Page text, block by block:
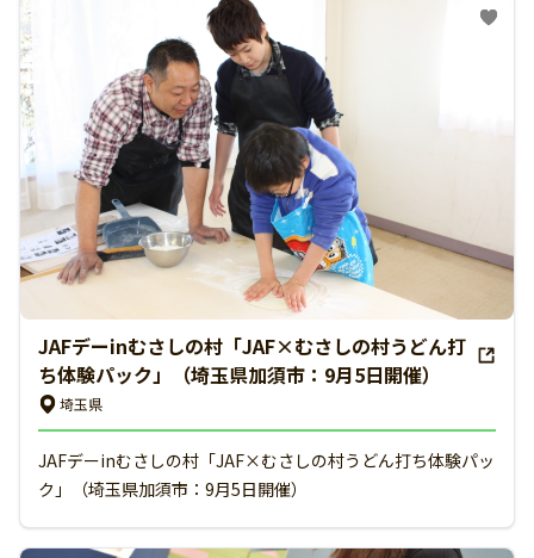
JAFデーinむさしの村「JAF×むさしの村うどん打
ち体験パック」（埼玉県加須市：9月5日開催）
埼玉県
JAFデーinむさしの村「JAF×むさしの村うどん打ち体験パッ
ク」（埼玉県加須市：9月5日開催）